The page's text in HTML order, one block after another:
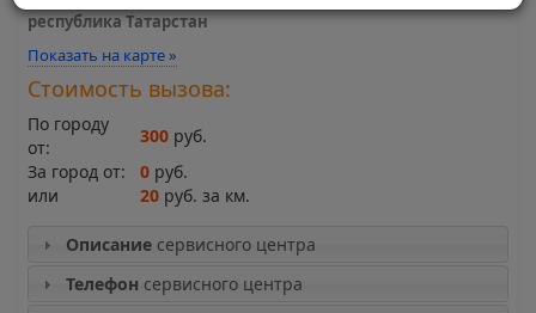
республика Татарстан
Показать на карте »
Стоимость вызова:
По городу
от:
300 руб.
За город от:
0 руб.
или
20 руб. за км.
Описаниесервисного центра
Телефон сервисного центра